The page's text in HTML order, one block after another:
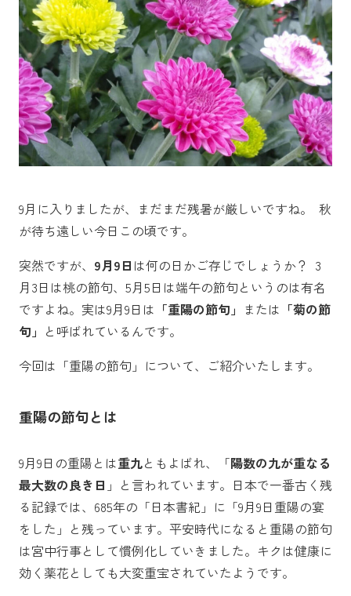
9月に入りましたが、まだまだ残暑が厳しいですね。 秋
が待ち遠しい今日この頃です。
突然ですが、 9月9日 は何の日かご存じでしょうか？ 3
月3日は桃の節句、5月5日は端午の節句というのは有名
ですよね。実は9月9日は 「重陽の節句」 または 「菊の節
句」 と呼ばれているんです。
今回は「重陽の節句」について、ご紹介いたします。
重陽の節句とは
9月9日の重陽とは重九ともよばれ、「陽数の九が重なる
最大数の良き日 」と言われています。日本で一番古く残
る記録では、685年の「日本書紀」に「9月9日重陽の宴
をした」と残っています。平安時代になると重陽の節句
は宮中行事として慣例化していきました。キクは健康に
効く薬花としても大変重宝されていたようです。